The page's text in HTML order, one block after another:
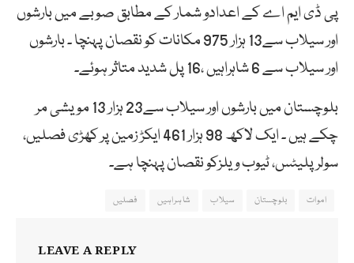
پی ڈی ایم اے کے اعدادو شمار کے مطابق صوبے میں بارشوں
اور سیلاب سے13 ہزار 975 مکانات کو نقصان پہنچا ۔ بارشوں
اور سیلاب سے 6 شاہراہیں ،16 پل شدید متاثر ہوئے۔
بلوچستان میں بارشوں اور سیلاب سے23 ہزار 13 مویشی مر
چکے ہیں ۔ ایک لاکھ 98 ہزار 461 ایکڑ زمین پر کھڑی فصلیں،
سولر پلیٹس، ٹیوب ویلزکو نقصان پہنچا ہے۔
اموات بلوچستان سیلاب شاہراہیں فصلیں
LEAVE A REPLY